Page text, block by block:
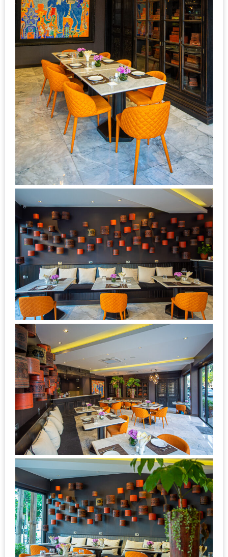
FARM
ที่
เอาชนะ
ใจ
กรรมการ
จาก
THE
DISH
EVENT
ที่
ต้อง
ห้าม
พลาด
ฤดู
หนาว
นี้
PING
FAI
FESTIVAL
2
ช็อป
ฟิน
กิน
เพลิน
HFG
E-
NEWS
GAME
(SABAI
SEAFOOD)
HOMEPRO
FAIR
2017
เชียงใหม่